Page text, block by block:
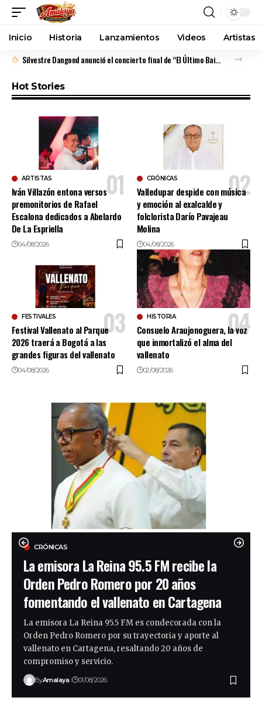
Inicio Historia Lanzamientos Videos Artistas
Silvestre Dangond anunció el concierto final de “El Último Baile” en el corazón del Festival Vallenato
Hot Stories
ARTISTAS
Iván Villazón entona versos
premonitorios de Rafael
Escalona dedicados a Abelardo
De La Espriella
04/08/2026
CRÓNICAS
Valledupar despide con música
y emoción al exalcalde y
folclorista Darío Pavajeau
Molina
04/08/2026
FESTIVALES
Festival Vallenato al Parque
2026 traerá a Bogotá a las
grandes figuras del vallenato
04/08/2026
HISTORIA
Consuelo Araujonoguera, la voz
que inmortalizó el alma del
vallenato
02/08/2026
CRÓNICAS
La emisora La Reina 95.5 FM recibe la
Orden Pedro Romero por 20 años
fomentando el vallenato en Cartagena
La emisora La Reina 95.5 FM es condecorada con la
Orden Pedro Romero por su trayectoria y aporte al
vallenato en Cartagena, resaltando 20 años de
compromiso y servicio.
ByAmalaya 01/08/2026